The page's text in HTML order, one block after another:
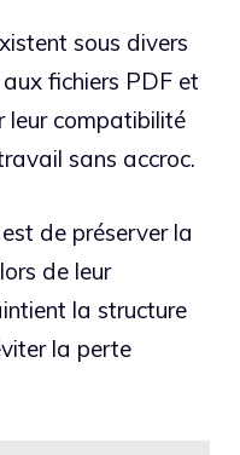
sous divers
fichiers PDF et
leur compatibilité
sans accroc.
de préserver la
de leur
la structure
la perte